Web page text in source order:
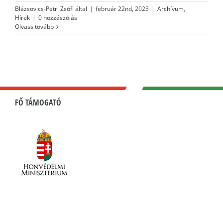
Blázsovics-Petri Zsófi által | február 22nd, 2023 | Archívum,
Hírek | 0 hozzászólás
Olvass tovább
FŐ TÁMOGATÓ